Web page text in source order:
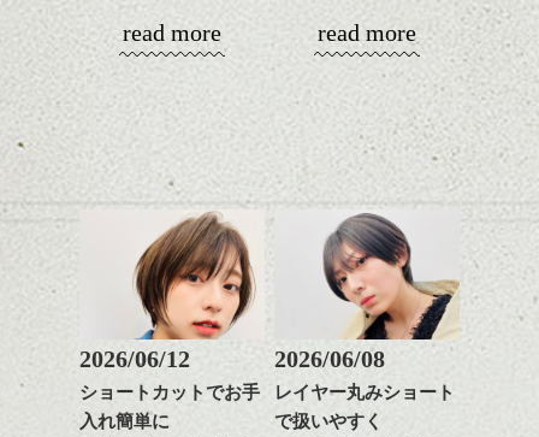
やっぱりボブでお手入れ
しやすいスタイルだと毎
で良いですよ。
あご下のラインでやや長
さを残したボブは雰囲気
も出しやすくていろいろ
おすすめですね。
前髪もやや重めにカット
してラインを強調するの
もこれからは良い感じで
す、
目元が引き締まった印象
に。
read more
コンパクトなフォルムが
全体のバランスを良く見
せてくれる効果もあり、
いろんなシーンに雰囲気
をだしやすくスタイリン
グも簡単で良いので朝の
時短にも◎
そんなショートカット。
軽めの前髪で透け感を演
出できるので、
この時期とてもおすすめ
ですよ。
read more
2026/06/12
ショートカットでお手
入れ簡単に
2026/06/08
レイヤー丸みショート
で扱いやすく